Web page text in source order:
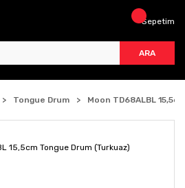
ARA
Sepetim
Tongue Drum Moon TD68ALBL